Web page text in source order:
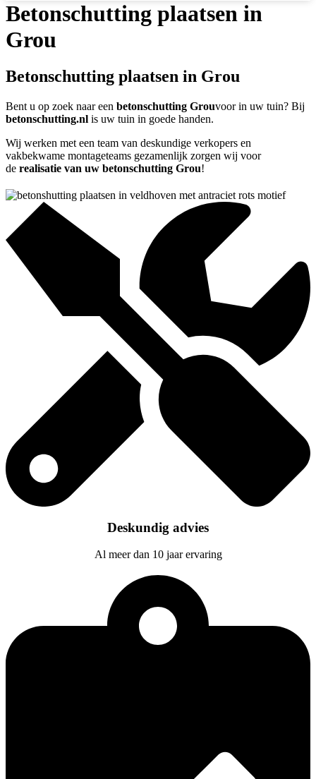
Betonschutting plaatsen in
Grou
Betonschutting plaatsen in Grou
Bent u op zoek naar een betonschutting Grouvoor in uw tuin? Bij
betonschutting.nl is uw tuin in goede handen.
Wij werken met een team van deskundige verkopers en
vakbekwame montageteams gezamenlijk zorgen wij voor
de realisatie van uw betonschutting Grou!
Deskundig advies
Al meer dan 10 jaar ervaring